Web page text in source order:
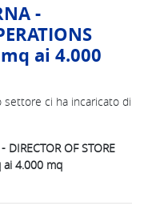
-
ai 4.000
settore ci ha incaricato di
OF STORE
ai 4.000 mq